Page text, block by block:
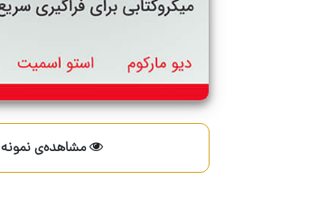
مشاهده‌ی نمونه